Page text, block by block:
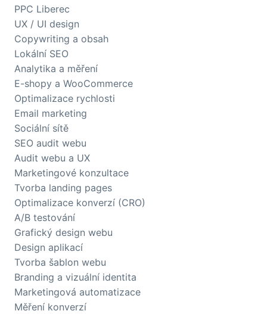
PPC Liberec
UX / UI design
Copywriting a obsah
Lokální SEO
Analytika a měření
E-shopy a WooCommerce
Optimalizace rychlosti
Email marketing
Sociální sítě
SEO audit webu
Audit webu a UX
Marketingové konzultace
Tvorba landing pages
Optimalizace konverzí (CRO)
A/B testování
Grafický design webu
Design aplikací
Tvorba šablon webu
Branding a vizuální identita
Marketingová automatizace
Měření konverzí